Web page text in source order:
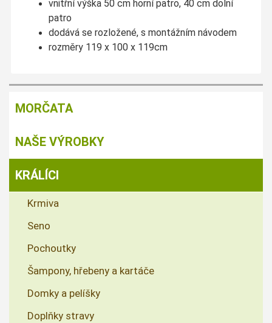
vnitřní výška 50 cm horní patro, 40 cm dolní
patro
dodává se rozložené, s montážním návodem
rozměry 119 x 100 x 119cm
MORČATA
NAŠE VÝROBKY
KRÁLÍCI
Krmiva
Seno
Pochoutky
Šampony, hřebeny a kartáče
Domky a pelíšky
Doplňky stravy